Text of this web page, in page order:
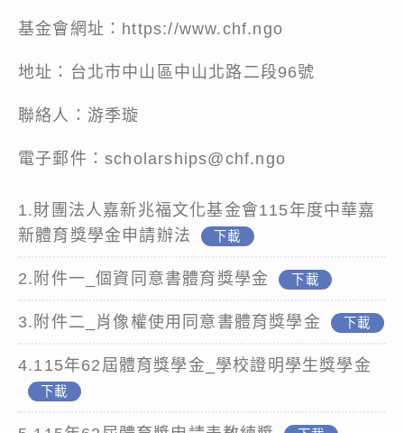
基金會網址： https://www.chf.ngo
地址：台北市中山區中山北路二段96號
聯絡人：游季璇
電子郵件：scholarships@chf.ngo
1.財團法人嘉新兆福文化基金會115年度中華嘉
新體育獎學金申請辦法
下載
2.附件一_個資同意書體育獎學金 下載
3.附件二_肖像權使用同意書體育獎學金 下載
4.115年62屆體育獎學金_學校證明學生獎學金
下載